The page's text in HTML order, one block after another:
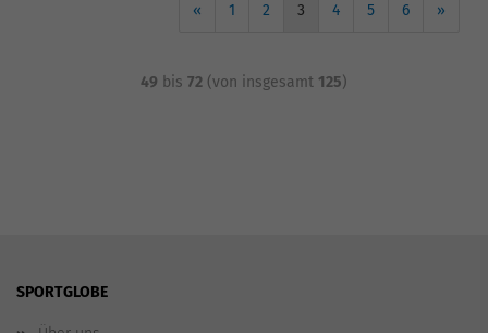
« 1 2 3 4 5 6 »
49 bis 72 (von insgesamt 125)
SPORTGLOBE